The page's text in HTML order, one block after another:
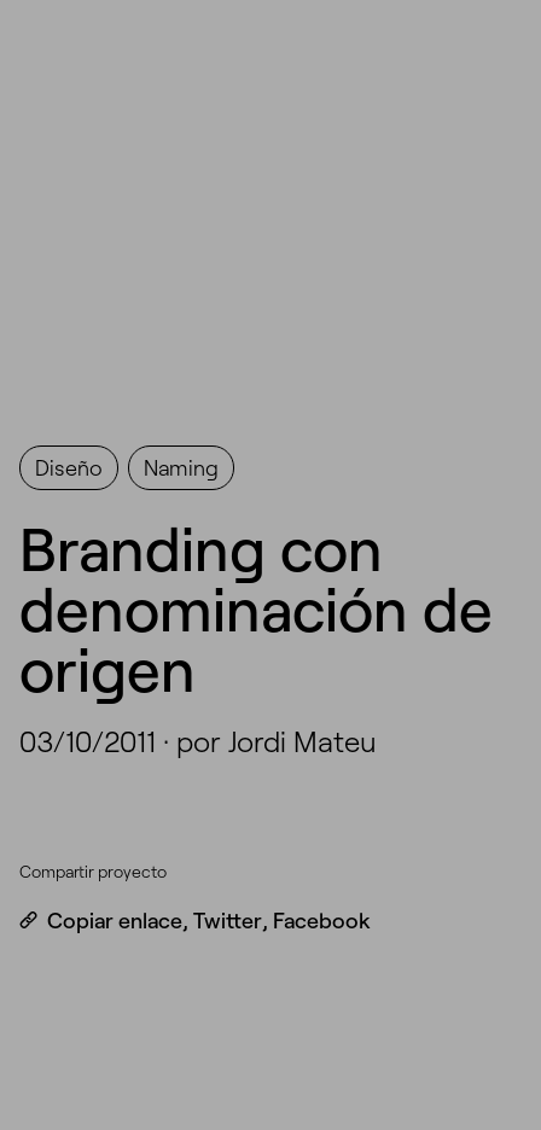
Diseño Naming
Branding con
denominación de
origen
03/10/2011 · por Jordi Mateu
Compartir proyecto
Copiar enlace, Twitter, Facebook